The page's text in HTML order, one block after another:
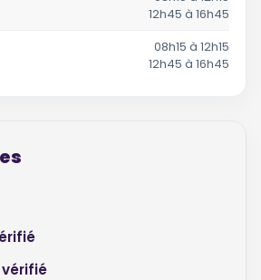
12h45 à 16h45
08h15 à 12h15
12h45 à 16h45